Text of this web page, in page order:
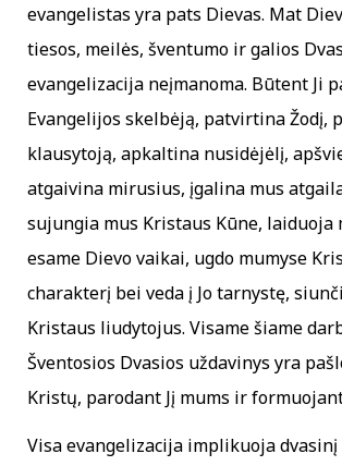
evangelistas yra pats Dievas. Mat
tiesos, meilės, šventumo ir galios
evangelizacija neįmanoma. Būtent Ji
Evangelijos skelbėją, patvirtina Žodį,
klausytoją, apkaltina nusidėjėlį,
atgaivina mirusius, įgalina mus
sujungia mus Kristaus Kūne, laiduoja
esame Dievo vaikai, ugdo mumyse
charakterį bei veda į Jo tarnystę,
Kristaus liudytojus. Visame šiame
Šventosios Dvasios uždavinys yra
Kristų, parodant Jį mums ir
Visa evangelizacija implikuoja